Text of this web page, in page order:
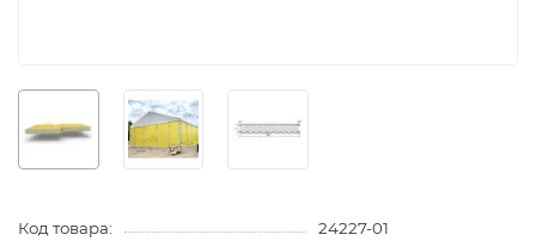
Код товара:
24227-01